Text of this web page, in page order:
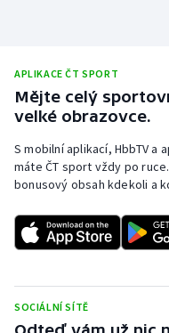
Rychlobruslení
Rychlostní kanoistika
Short track
Stolní tenis
Triatlon
APLIKACE ČT SPORT
Mějte celý
velké obrazovce.
S mobilní aplikací, HbbTV a
máte ČT sport vždy po
bonusový obsah kdekoli a
SOCIÁLNÍ SÍTĚ